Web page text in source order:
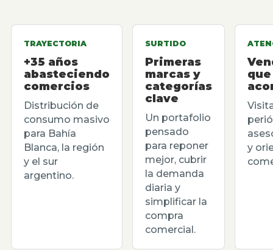
TRAYECTORIA
+35 años
abasteciendo
comercios
Distribución de
consumo masivo
para Bahía
Blanca, la región
y el sur
argentino.
SURTIDO
Primeras
marcas y
categorías
clave
Un portafolio
pensado
para reponer
mejor, cubrir
la demanda
diaria y
simplificar la
compra
comercial.
que
y